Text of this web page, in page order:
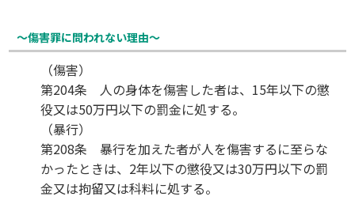
～傷害罪に問われない理由～
（傷害）
第204条 人の身体を傷害した者は、15年以下の懲
役又は50万円以下の罰金に処する。
（暴行）
第208条 暴行を加えた者が人を傷害するに至らな
かったときは、2年以下の懲役又は30万円以下の罰
金又は拘留又は科料に処する。